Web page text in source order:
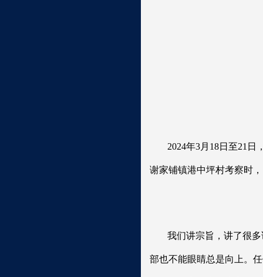
2024年3月18日至21
谢家铺镇港中坪村考察时
我们讲宗旨，讲了很
部也不能眼睛总是向上。